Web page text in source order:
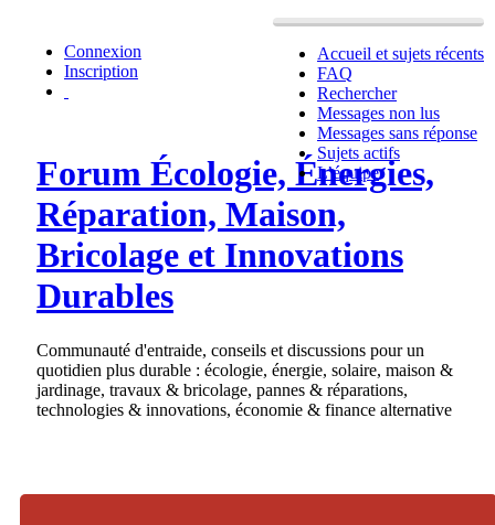
Accueil et sujets récents
FAQ
Rechercher
Messages non lus
Messages sans réponse
Sujets actifs
L’équipe
Connexion
Inscription
Forum Écologie, Énergies,
Réparation, Maison,
Bricolage et Innovations
Durables
Communauté d'entraide, conseils et discussions pour un
quotidien plus durable : écologie, énergie, solaire, maison &
jardinage, travaux & bricolage, pannes & réparations,
technologies & innovations, économie & finance alternative